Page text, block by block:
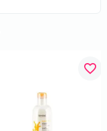
favorite_border